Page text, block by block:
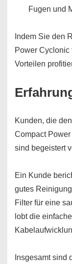
Fugen und
Indem Sie den
Power
Vorteilen
Kunden, die
Compact
sind begeistert
Ein Kunde
gutes
Filter für eine
lobt die
Insgesamt sind